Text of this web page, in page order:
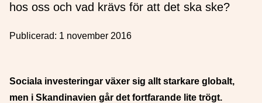
hos oss och vad krävs för att det ska ske?
Publicerad: 1 november 2016
Sociala investeringar växer sig allt starkare globalt,
men i Skandinavien går det fortfarande lite trögt.